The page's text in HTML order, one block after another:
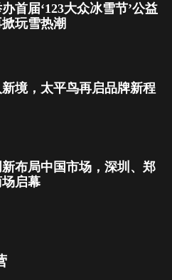
首届‘123大众冰雪节’公益
玩雪热潮
新境，太平鸟再启品牌新程
布局中国市场，深圳、郑
启幕